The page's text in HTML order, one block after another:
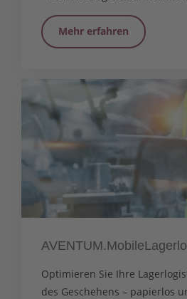
Mehr erfahren
Optimieren Sie Ihre
des Geschehens – papierlos